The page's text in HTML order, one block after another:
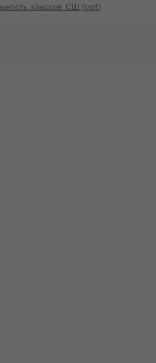
(ppt)